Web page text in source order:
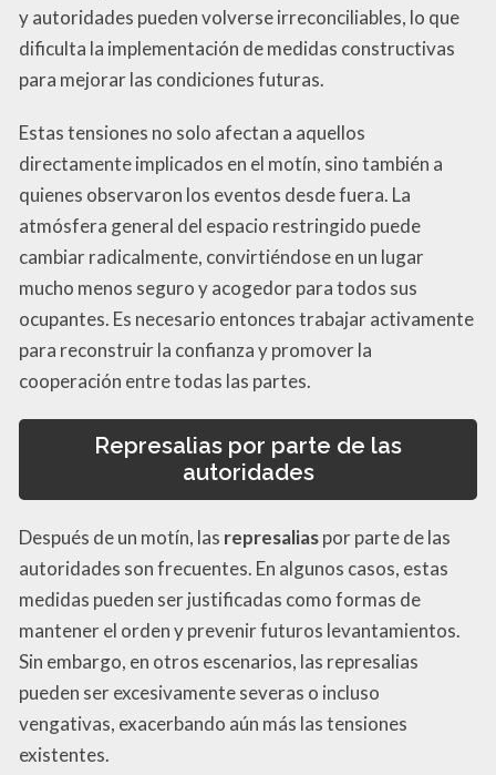
y autoridades pueden volverse irreconciliables, lo que
dificulta la implementación de medidas constructivas
para mejorar las condiciones futuras.
Estas tensiones no solo afectan a aquellos
directamente implicados en el motín, sino también a
quienes observaron los eventos desde fuera. La
atmósfera general del espacio restringido puede
cambiar radicalmente, convirtiéndose en un lugar
mucho menos seguro y acogedor para todos sus
ocupantes. Es necesario entonces trabajar activamente
para reconstruir la confianza y promover la
cooperación entre todas las partes.
Represalias por parte de las
autoridades
Después de un motín, las represaliaspor parte de las
autoridades son frecuentes. En algunos casos, estas
medidas pueden ser justificadas como formas de
mantener el orden y prevenir futuros levantamientos.
Sin embargo, en otros escenarios, las represalias
pueden ser excesivamente severas o incluso
vengativas, exacerbando aún más las tensiones
existentes.